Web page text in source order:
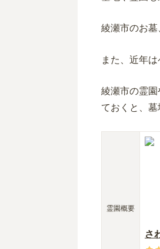
綾瀬市のお墓
また、近年
綾瀬市の霊
ておくと、墓
霊園概要
さ